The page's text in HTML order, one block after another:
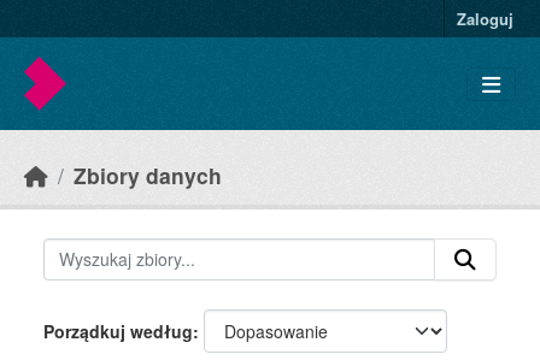
Zaloguj
Zbiory danych
Porządkuj według